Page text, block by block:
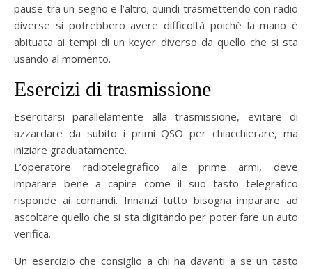
pause tra un segno e l’altro; quindi trasmettendo con radio
diverse si potrebbero avere difficoltà poichè la mano è
abituata ai tempi di un keyer diverso da quello che si sta
usando al momento.
Esercizi di trasmissione
Esercitarsi parallelamente alla trasmissione, evitare di
azzardare da subito i primi QSO per chiacchierare, ma
iniziare graduatamente.
L’operatore radiotelegrafico alle prime armi, deve
imparare bene a capire come il suo tasto telegrafico
risponde ai comandi. Innanzi tutto bisogna imparare ad
ascoltare quello che si sta digitando per poter fare un auto
verifica.
Un esercizio che consiglio a chi ha davanti a se un tasto